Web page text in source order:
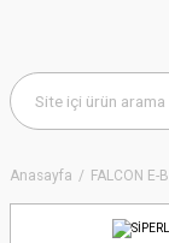
Anasayfa FALCON E-